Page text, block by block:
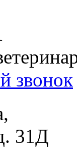
звонок
31Д